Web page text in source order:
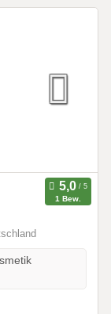
1 Bew.